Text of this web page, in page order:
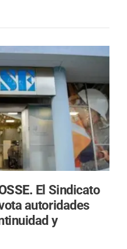
El Sindicato
autoridades
y